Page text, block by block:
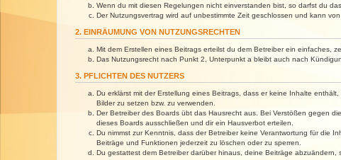
Wenn du mit diesen Regelungen nicht einverstanden bist, so darfst du
Der Nutzungsvertrag wird auf unbestimmte Zeit geschlossen und kann
2. EINRÄUMUNG VON NUTZUNGSRECHTEN
Mit dem Erstellen eines Beitrags erteilst du dem Betreiber ein einfaches,
Das Nutzungsrecht nach Punkt 2, Unterpunkt a bleibt auch nach
3. PFLICHTEN DES NUTZERS
Du erklärst mit der Erstellung eines Beitrags, dass er keine Inhalte
Bilder zu setzen bzw. zu verwenden.
Der Betreiber des Boards übt das Hausrecht aus. Bei Verstößen gegen
dieses Boards ausschließen und dir ein Hausverbot erteilen.
Du nimmst zur Kenntnis, dass der Betreiber keine Verantwortung für die
Beiträge und Funktionen jederzeit zu löschen oder zu sperren.
Du gestattest dem Betreiber darüber hinaus, deine Beiträge